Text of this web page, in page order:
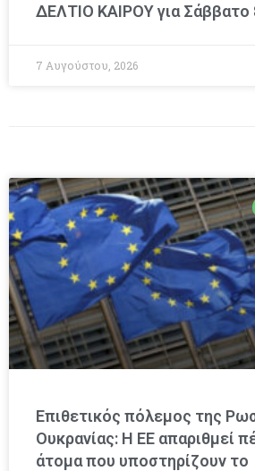
ΔΕΛΤΙΟ ΚΑΙΡΟΥ για Σάββατο
7 Αυγούστου, 2026
Επιθετικός πόλεμος της
Ουκρανίας: Η ΕΕ απαριθμεί
άτομα που υποστηρίζουν το